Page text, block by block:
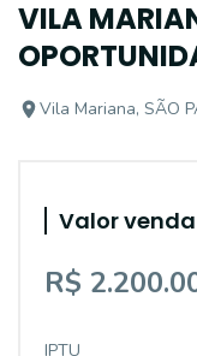
VILA
Vila Mariana, SÃO
Valor venda
R$
IPTU